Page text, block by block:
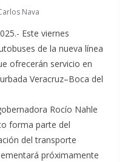
Nava
Este viernes
de la nueva línea
ofrecerán servicio en
Veracruz–Boca del
Rocío Nahle
forma parte del
del transporte
próximamente